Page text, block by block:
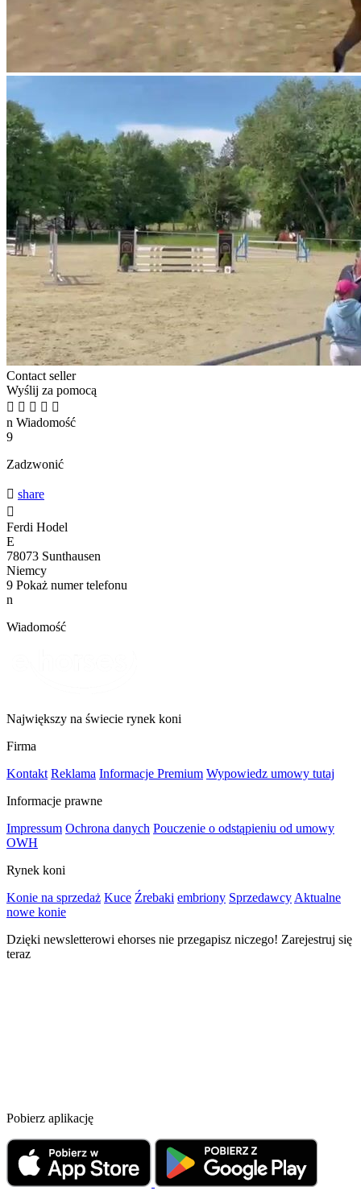
Contact seller
Wyślij za pomocą
    
n Wiadomość
9
Zadzwonić
 share

Ferdi Hodel
E
78073 Sunthausen
Niemcy
9 Pokaż numer telefonu
n
Wiadomość
Największy na świecie rynek koni
Firma
Kontakt Reklama Informacje Premium Wypowiedz umowy tutaj
Informacje prawne
Impressum Ochrona danych Pouczenie o odstąpieniu od umowy
OWH
Rynek koni
Konie na sprzedaż Kuce Źrebaki embriony Sprzedawcy Aktualne
nowe konie
Dzięki newsletterowi ehorses nie przegapisz niczego! Zarejestruj się
teraz
Pobierz aplikację